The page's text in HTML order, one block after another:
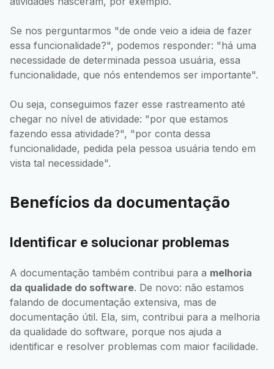
Se nos perguntarmos "de onde veio a ideia de fazer
essa funcionalidade?", podemos responder: "há uma
necessidade de determinada pessoa usuária, essa
funcionalidade, que nós entendemos ser importante".
Ou seja, conseguimos fazer esse rastreamento até
chegar no nível de atividade: "por que estamos
fazendo essa atividade?", "por conta dessa
funcionalidade, pedida pela pessoa usuária tendo em
vista tal necessidade".
Benefícios da documentação
Identificar e solucionar problemas
A documentação também contribui para a melhoria
da qualidade do software. De novo: não estamos
falando de documentação extensiva, mas de
documentação útil. Ela, sim, contribui para a melhoria
da qualidade do software, porque nos ajuda a
identificar e resolver problemas com maior facilidade.